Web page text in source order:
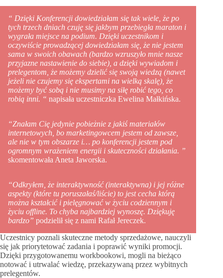
“ Dzięki Konferencji dowiedziałam się tak wiele, że po
tych trzech dniach czuję się jakbym przebiegła maraton i
wygrała miejsce na podium. Dzięki uczestnikom i
oczywiście prowadzącej dowiedziałam się, że nie jestem
sama w swoich obawach (bardzo wzruszyło mnie nasze
przyjazne nastawienie do siebie), a dzięki wywiadom i
prelegentom, że możemy dzielić się swoją wiedzą (nawet
jeżeli nie czujemy się ekspertami na wielką skalę), że
możemy być sobą i nie musimy na siłę robić tego, co
robią inni. “ napisała uczestniczka Ewelina Małkińska.
“Znałam Cię jedynie pobieżnie z jakiś materiałów
internetowych, bo marketingowcem jestem od zawsze,
ale nie w tym obszarze i… po konferencji jestem pod
ogromnym wrażeniem energii i skuteczności działania. ”
skomentowała Aneta Jaworska.
“Odkryłem, że interaktywność (interaktywna) i jej różne
aspekty (które tu poruszałaś/liście) to jest cecha którą
można kształcić i pielęgnować w życiu codziennym i
życiu offline. To chyba najbardziej wynoszę. Dziękuję
bardzo” podzielił się z nami Rafał Jereczek.
Uczestnicy poznali skuteczne metody sprzedażowe, nauczyli
się jak priorytetować zadania i poprawić wyniki promocji.
Dzięki przygotowanemu workbookowi, mogli na bieżąco
notować i utrwalać wiedzę, przekazywaną przez wybitnych
prelegentów.